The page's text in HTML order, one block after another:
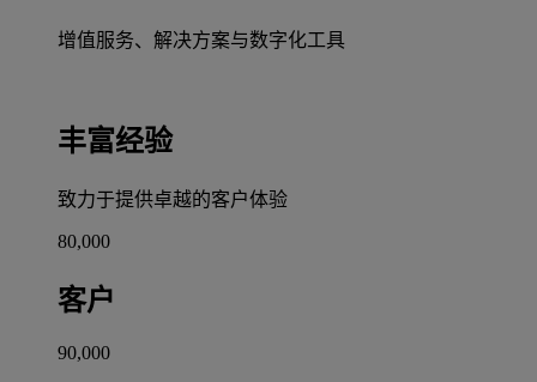
增值服务、解决方案与数字化工具
丰富经验
致力于提供卓越的客户体验
80,000
客户
90,000